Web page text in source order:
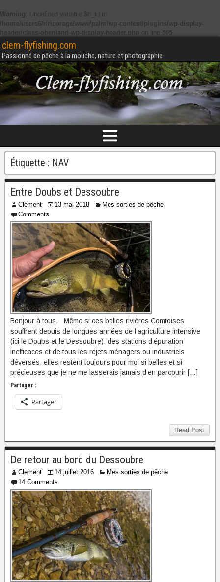
Warning : Undefined variable $tt_id in
/home/users6/r/ricorage/www/palm/wp-content/plugins/wp-display-
header/class-obenland-wp-display-header.php on line 505
clem-flyfishing.com
Passionné de pêche à la mouche, nature et photographie
Étiquette : NAV
Entre Doubs et Dessoubre
Clement 13 mai 2018
Mes sorties de pêche
Comments
Bonjour à tous, Même si ces belles rivières Comtoises
souffrent depuis de longues années de l’agriculture intensive
(ici le Doubs et le Dessoubre), des stations d’épuration
inefficaces et de tous les rejets ménagers ou industriels
déversés, elles restent toujours pour moi si belles et si
précieuses que je ne me lasserais jamais d’en parcourir […]
Partager :
Partager
Read Post
De retour au bord du Dessoubre
Clement 14 juillet 2016
Mes sorties de pêche
14 Comments